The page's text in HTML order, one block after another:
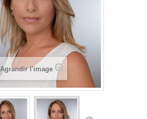
Agrandir l'image